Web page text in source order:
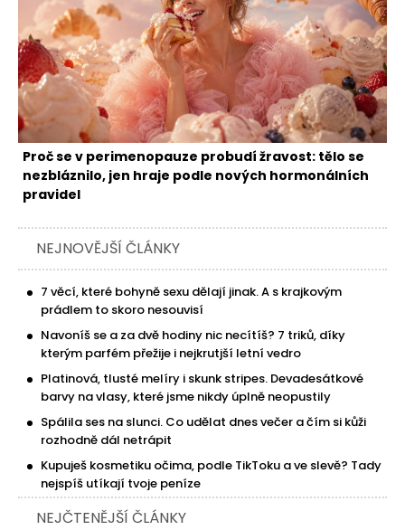
Proč se v perimenopauze probudí žravost: tělo se
nezbláznilo, jen hraje podle nových hormonálních
pravidel
NEJNOVĚJŠÍ ČLÁNKY
7 věcí, které bohyně sexu dělají jinak. A s krajkovým
prádlem to skoro nesouvisí
Navoníš se a za dvě hodiny nic necítíš? 7 triků, díky
kterým parfém přežije i nejkrutjší letní vedro
Platinová, tlusté melíry i skunk stripes. Devadesátkové
barvy na vlasy, které jsme nikdy úplně neopustily
Spálila ses na slunci. Co udělat dnes večer a čím si kůži
rozhodně dál netrápit
Kupuješ kosmetiku očima, podle TikToku a ve slevě? Tady
nejspíš utíkají tvoje peníze
NEJČTENĚJŠÍ ČLÁNKY